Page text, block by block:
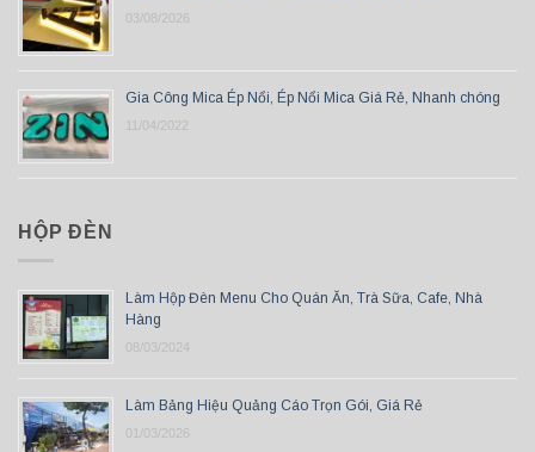
03/08/2026
Gia Công Mica Ép Nổi, Ép Nổi Mica Giá Rẻ, Nhanh chóng
11/04/2022
HỘP ĐÈN
Làm Hộp Đèn Menu Cho Quán Ăn, Trà Sữa, Cafe, Nhà
Hàng
08/03/2024
Làm Bảng Hiệu Quảng Cáo Trọn Gói, Giá Rẻ
01/03/2026